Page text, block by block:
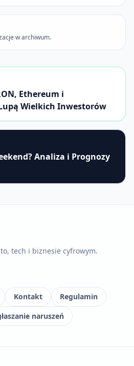
w archiwum.
Ethereum i
Wielkich Inwestorów
Analiza i Prognozy
tech i biznesie cyfrowym.
Kontakt
Regulamin
naruszeń